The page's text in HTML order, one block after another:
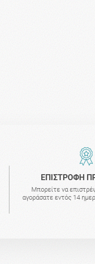
ΕΠΙΣΤΡΟΦΗ
Μπορείτε να
αγοράσατε εντός 14